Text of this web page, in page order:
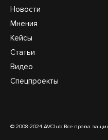
Новости
Мнения
Кейсы
Статьи
Видео
Спецпроекты
© 2008-2024 AVClub Все права